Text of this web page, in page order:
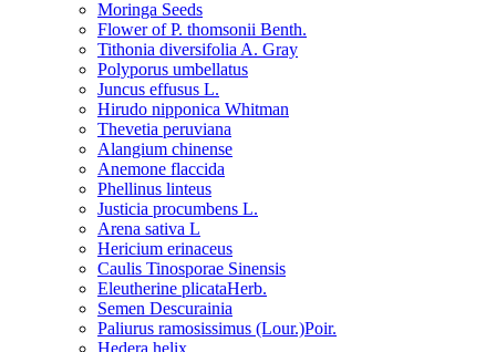
Moringa Seeds
Flower of P. thomsonii Benth.
Tithonia diversifolia A. Gray
Polyporus umbellatus
Juncus effusus L.
Hirudo nipponica Whitman
Thevetia peruviana
Alangium chinense
Anemone flaccida
Phellinus linteus
Justicia procumbens L.
Arena sativa L
Hericium erinaceus
Caulis Tinosporae Sinensis
Eleutherine plicataHerb.
Semen Descurainia
Paliurus ramosissimus (Lour.)Poir.
Hedera helix